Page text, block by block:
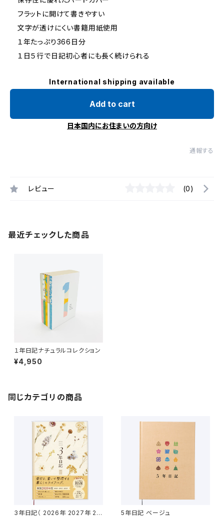
フラットに開けて書きやすい
文字が透けにくい書籍用紙使用
１年たっぷり366日分
１日５行で日記初心者にも長く続けられる
International shipping available
Add to cart
日本国内にお住まいの方向け
通報する
レビュー (0)
最近チェックした商品
１年日記ナチュラルコレクション
¥4,950
同じカテゴリの商品
3年日記（ 2026年 2027年 20
5年日記 ベージュ